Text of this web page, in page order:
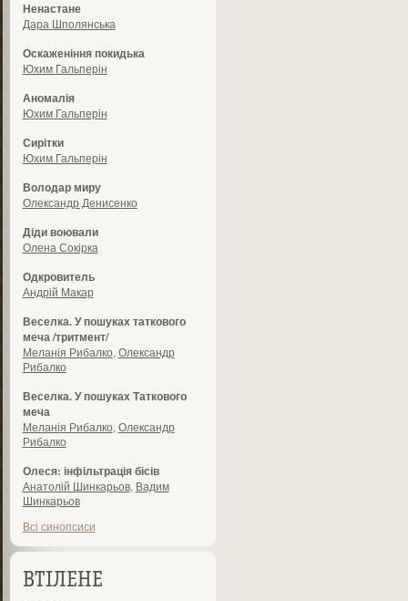
Ненастане
Дара Шполянська
Оскаженіння покидька
Юхим Гальперін
Аномалія
Юхим Гальперін
Сирітки
Юхим Гальперін
Володар миру
Олександр Денисенко
Діди воювали
Олена Сокірка
Одкровитель
Андрій Макар
Веселка. У пошуках таткового
меча /тритмент/
Меланія Рибалко Олександр
Рибалко
Веселка. У пошуках Таткового
меча
Меланія Рибалко Олександр
Рибалко
Олеся: інфільтрація бісів
Анатолій Шинкарьов, Вадим
Шинкарьов
Всі синопсиси
ВТІЛЕНЕ